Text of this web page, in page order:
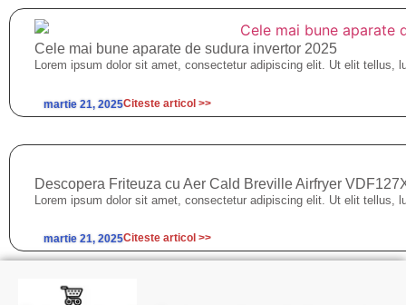
Cele mai bune aparate de sudura invertor 2025
Lorem ipsum dolor sit amet, consectetur adipiscing elit. Ut elit tellus,
martie 21, 2025Citeste articol >>
Descopera Friteuza cu Aer Cald Breville Airfryer
Lorem ipsum dolor sit amet, consectetur adipiscing elit. Ut elit tellus,
martie 21, 2025Citeste articol >>